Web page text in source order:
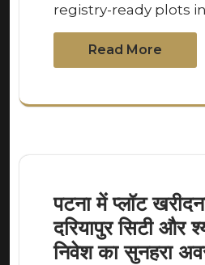
registry-ready plots
Read More
पटना में प्लॉट
दरियापुर सिटी और
निवेश का सुनहरा